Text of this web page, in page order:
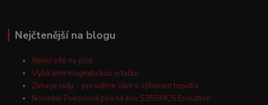
Nejčtenější na blogu
Stínící sítě na plot
Vybíráme magnetickou vrtačku
Zima je tady - poradíme Vám s výběrem topidla
Novinka! Pokosová pila na kov S355MCS Evolution